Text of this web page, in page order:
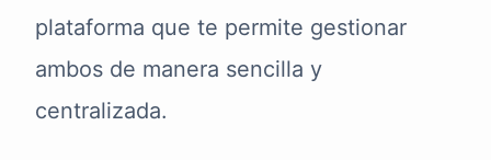
plataforma que te permite gestionar
ambos de manera sencilla y
centralizada.